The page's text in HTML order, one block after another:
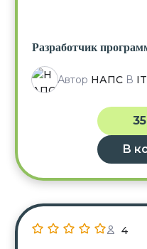
Разработчик
Автор НАПСВ IT
В
4